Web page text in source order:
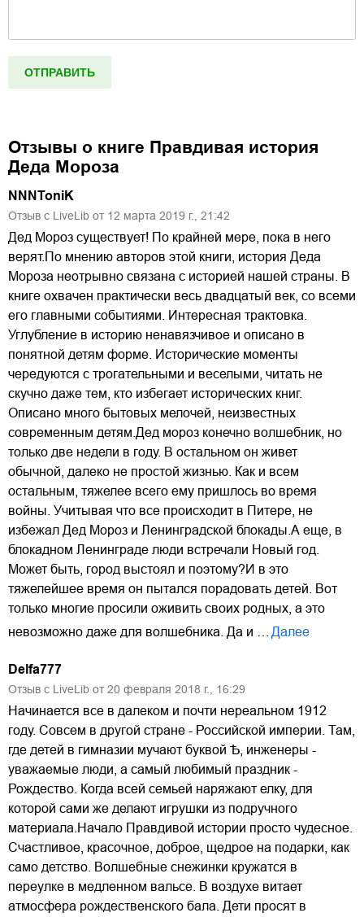
Отзывы о книге Правдивая история
Деда Мороза
NNNToniK
Отзыв с LiveLib от 12 марта 2019 г., 21:42
Дед Мороз существует! По крайней мере, пока в него
верят.По мнению авторов этой книги, история Деда
Мороза неотрывно связана с историей нашей страны. В
книге охвачен практически весь двадцатый век, со всеми
его главными событиями. Интересная трактовка.
Углубление в историю ненавязчивое и описано в
понятной детям форме. Исторические моменты
чередуются с трогательными и веселыми, читать не
скучно даже тем, кто избегает исторических книг.
Описано много бытовых мелочей, неизвестных
современным детям.Дед мороз конечно волшебник, но
только две недели в году. В остальном он живет
обычной, далеко не простой жизнью. Как и всем
остальным, тяжелее всего ему пришлось во время
войны. Учитывая что все происходит в Питере, не
избежал Дед Мороз и Ленинградской блокады.А еще, в
блокадном Ленинграде люди встречали Новый год.
Может быть, город выстоял и поэтому?И в это
тяжелейшее время он пытался порадовать детей. Вот
только многие просили оживить своих родных, а это
невозможно даже для волшебника. Да и …
Далее
Delfa777
Отзыв с LiveLib от 20 февраля 2018 г., 16:29
Начинается все в далеком и почти нереальном 1912
году. Совсем в другой стране - Российской империи. Там,
где детей в гимназии мучают буквой Ѣ, инженеры -
уважаемые люди, а самый любимый праздник -
Рождество. Когда всей семьей наряжают елку, для
которой сами же делают игрушки из подручного
материала.Начало Правдивой истории просто чудесное.
Счастливое, красочное, доброе, щедрое на подарки, как
само детство. Волшебные снежинки кружатся в
переулке в медленном вальсе. В воздухе витает
атмосфера рождественского бала. Дети просят в